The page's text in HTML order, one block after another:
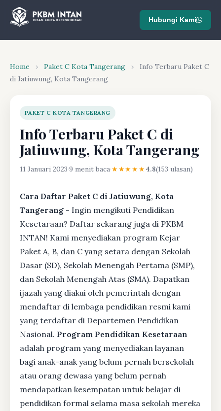
Hubungi Kami
Home › Paket C Kota Tangerang ›
Info Terbaru Paket C
di Jatiuwung, Kota Tangerang
PAKET C KOTA TANGERANG
Info Terbaru Paket C di
Jatiuwung, Kota Tangerang
11 Januari 2023·9 menit baca·★★★★★4.8(153 ulasan)
Cara Daftar Paket C di Jatiuwung, Kota
Tangerang - Ingin mengikuti Pendidikan
Kesetaraan? Daftar sekarang juga di PKBM
INTAN! Kami menyediakan program Kejar
Paket A, B, dan C yang setara dengan Sekolah
Dasar (SD), Sekolah Menengah Pertama (SMP),
dan Sekolah Menengah Atas (SMA). Dapatkan
ijazah yang diakui oleh pemerintah dengan
mendaftar di lembaga pendidikan resmi kami
yang terdaftar di Departemen Pendidikan
Nasional. Program Pendidikan Kesetaraan
adalah program yang menyediakan layanan
bagi anak-anak yang belum pernah bersekolah
atau orang dewasa yang belum pernah
mendapatkan kesempatan untuk belajar di
pendidikan formal selama masa sekolah mereka